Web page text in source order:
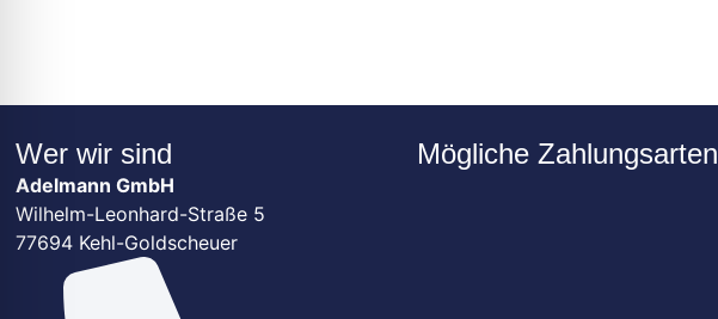
Wer wir sind
Adelmann GmbH
Wilhelm-Leonhard-Straße 5
77694 Kehl-Goldscheuer
Mögliche Zahlungsarten